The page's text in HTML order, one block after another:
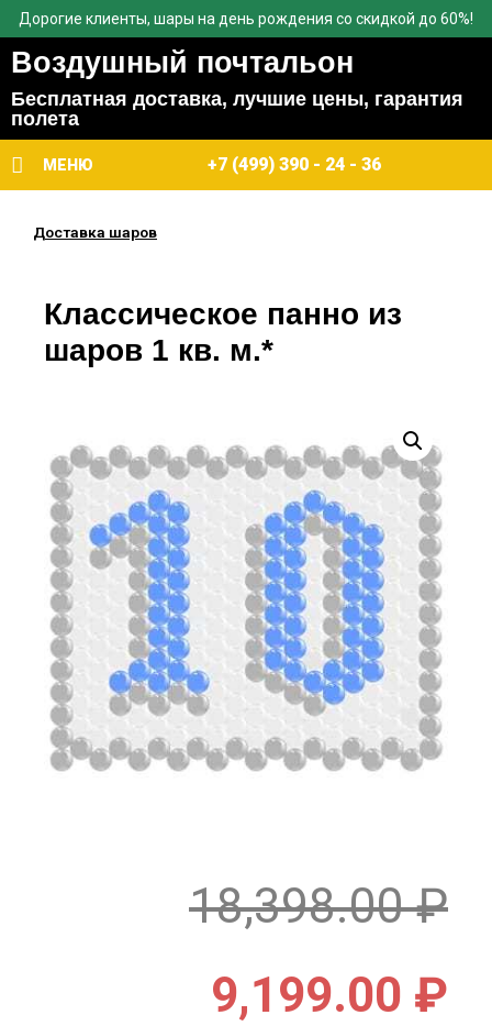
Дорогие клиенты, шары на день рождения со скидкой до 60%!
Воздушный почтальон
Бесплатная доставка, лучшие цены, гарантия
полета
МЕНЮ +7 (499) 390 - 24 - 36
Доставка шаров
Классическое панно из
шаров 1 кв. м.*
18,398.00₽
9,199.00 ₽